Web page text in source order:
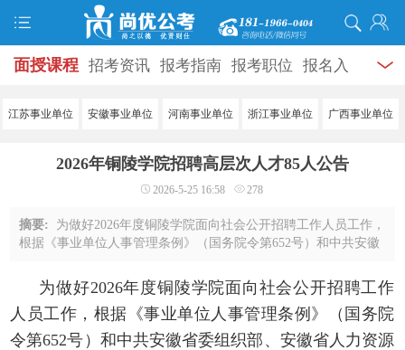
面授课程 招考资讯 报考指南 报考职位 报名入
口 打准考证 成绩查询 面试公告 录用公示 辅导
学员风采 名师团队
服务信息
江苏事业单位 安徽事业单位 河南事业单位 浙江事业单位 广西事业单位
2026年铜陵学院招聘高层次人才85人公告
2026-5-25 16:58 278
摘要: 为做好2026年度铜陵学院面向社会公开招聘工作人员工作，
根据《事业单位人事管理条例》（国务院令第652号）和中共安徽
事业单位公开招聘人员暂行办法〉的通 ...
为做好2026年度铜陵学院面向社会公开招聘工作
人员工作，根据《事业单位人事管理条例》（国务院
令第652号）和中共安徽省委组织部、安徽省人力资源